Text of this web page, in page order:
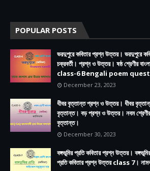
POPULAR POSTS
ভরদুপুরে কবিতার প্রশ্ন উত্তর। ভরদুপুরে
চক্রবর্তী। প্রশ্ন ও উত্তর। ষষ্ঠ
class-6 Bengali poem
December 23, 2023
ধীবর বৃত্তান্ত প্রশ্ন ও উত্তর। ধীবর
বৃত্তান্ত। বড় প্রশ্ন ও উত্তর। নবম শ্রেণীর
বৃত্তান্ত।
December 30, 2023
বঙ্গভূমির প্রতি কবিতার প্রশ্ন উত্তর।
প্রতি কবিতার প্রশ্ন উত্তর class 7।